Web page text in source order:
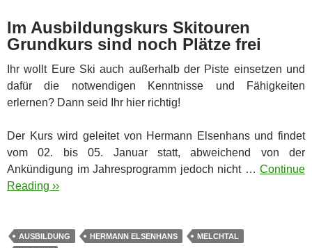
Im Ausbildungskurs Skitouren
Grundkurs sind noch Plätze frei
Ihr wollt Eure Ski auch außerhalb der Piste einsetzen und
dafür die notwendigen Kenntnisse und Fähigkeiten
erlernen? Dann seid Ihr hier richtig!
Der Kurs wird geleitet von Hermann Elsenhans und findet
vom 02. bis 05. Januar statt, abweichend von der
Ankündigung im Jahresprogramm jedoch nicht … Continue
Reading ››
AUSBILDUNG HERMANN ELSENHANS
MELCHTAL